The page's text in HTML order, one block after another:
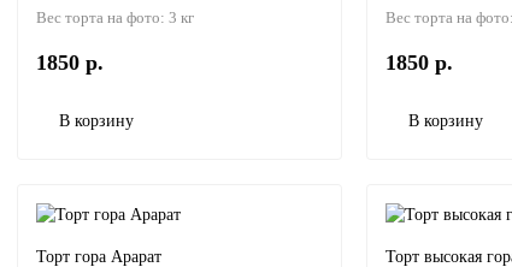
Вес торта на фото: 3 кг
1850 р.
В корзину
Вес торта на фото:
1850 р.
В корзину
Торт гора Арарат Торт высокая